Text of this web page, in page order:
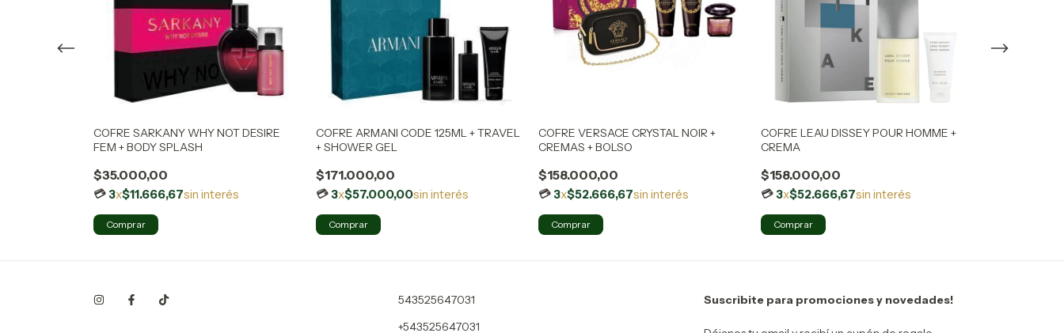
COFRE SARKANY WHY NOT DESIRE
FEM + BODY SPLASH
$35.000,00
3x$11.666,67sin interés
COFRE ARMANI CODE 125ML + TRAVEL
+ SHOWER GEL
$171.000,00
3x$57.000,00sin interés
COFRE VERSACE CRYSTAL NOIR +
CREMAS + BOLSO
$158.000,00
3x$52.666,67sin interés
COFRE LEAU DISSEY POUR HOMME +
CREMA
$158.000,00
3x$52.666,67sin interés
543525647031
+543525647031
Suscribite para promociones y novedades!